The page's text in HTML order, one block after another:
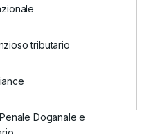
tributario
Doganale e